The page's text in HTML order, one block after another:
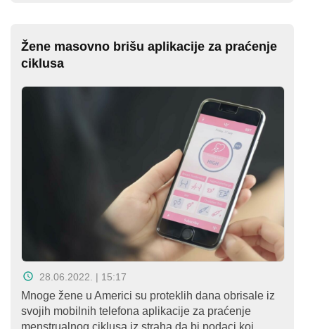
Žene masovno brišu aplikacije za praćenje
ciklusa
28.06.2022. | 15:17
Mnoge žene u Americi su proteklih dana obrisale iz
svojih mobilnih telefona aplikacije za praćenje